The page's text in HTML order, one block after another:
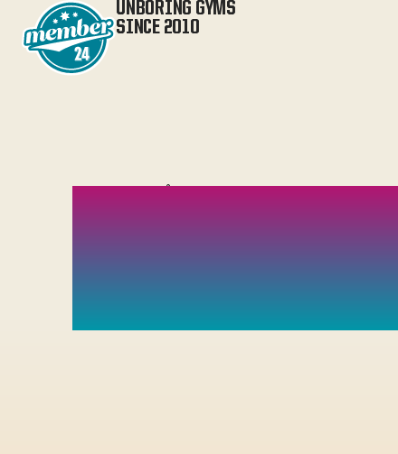
UNBORING GYMS
SINCE 2010
Member 24 / Frågor och svar
INGÅR
GRUPPTRÄNING I
MEDLEMSKAPET?